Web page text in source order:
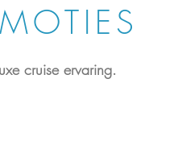
cruise ervaring.